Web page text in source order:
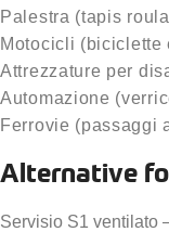
Palestra (tapis
Motocicli (biciclette
Attrezzature per
Automazione
Ferrovie (passaggi
Alternative
Servisio S1 ventilato